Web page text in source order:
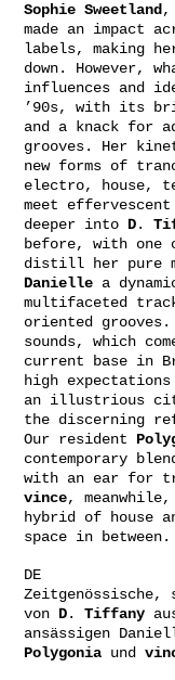
Sophie Sweetland,
made an impact
labels, making
down. However,
influences and
’90s, with its
and a knack for
grooves. Her
new forms of
electro, house,
meet
deeper into D.
before, with
distill her pure
Danielle a
multifaceted
oriented
sounds, which
current base in
high
an illustrious
the discerning
Our resident
contemporary
with an ear for
vince,
hybrid of house
space in between.
DE
Zeitgenössische,
von D. Tiffany
ansässigen
Polygonia und